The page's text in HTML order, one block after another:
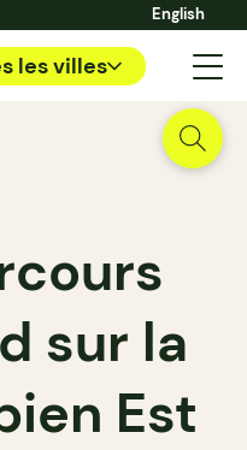
English
les villes
sur la
Est